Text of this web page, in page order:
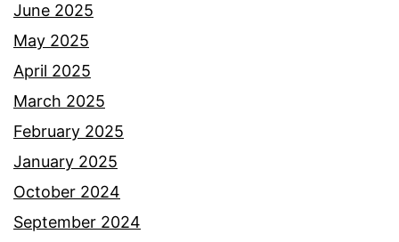
June 2025
May 2025
April 2025
March 2025
February 2025
January 2025
October 2024
September 2024